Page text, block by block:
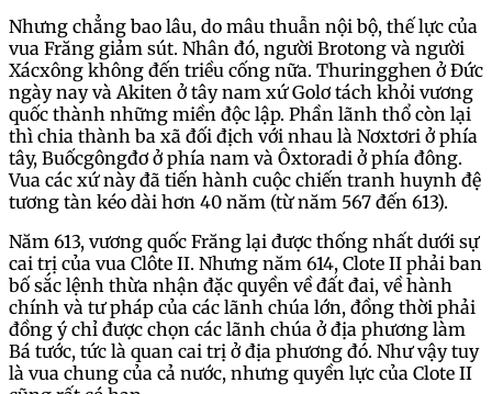
Nhưng chẳng bao lâu, do mâu thuẫn nội bộ, thế lực của
vua Frăng giảm sút. Nhân đó, người Brotong và người
Xácxông không đến triều cống nữa. Thuringghen ở Đức
ngày nay và Akiten ở tây nam xứ Golơ tách khỏi vương
quốc thành những miền độc lập. Phần lãnh thổ còn lại
thì chia thành ba xã đối địch với nhau là Nơxtơri ở phía
tây, Buốcgôngđơ ở phía nam và Ôxtoradi ở phía đông.
Vua các xứ này đã tiến hành cuộc chiến tranh huynh đệ
tương tàn kéo dài hơn 40 năm (từ năm 567 đến 613).
Năm 613, vương quốc Frăng lại được thống nhất dưới sự
cai trị của vua Clôte II. Nhưng năm 614, Clote II phải ban
bố sắc lệnh thừa nhận đặc quyền về đất đai, về hành
chính và tư pháp của các lãnh chúa lớn, đồng thời phải
đồng ý chỉ được chọn các lãnh chúa ở địa phương làm
Bá tước, tức là quan cai trị ở địa phương đó. Như vậy tuy
là vua chung của cả nước, nhưng quyền lực của Clote II